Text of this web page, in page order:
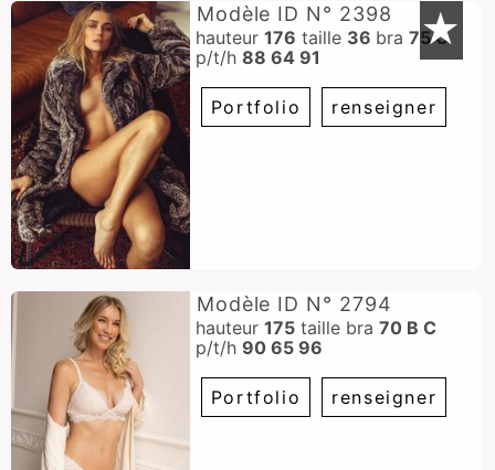
★
Modèle ID N° 2398
hauteur 176 taille 36 bra 75 C
p/t/h 88 64 91
Portfolio renseigner
Modèle ID N° 2794
hauteur 175taille bra 70 B C
p/t/h 90 65 96
Portfolio renseigner